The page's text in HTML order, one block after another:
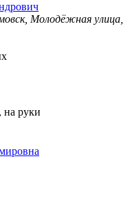
Молодёжная улица,
на руки